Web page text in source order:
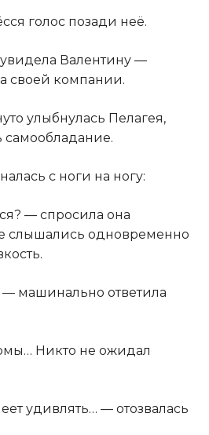
голос позади неё.
Валентину —
своей компании.
улыбнулась Пелагея,
самообладание.
с ноги на ногу:
— спросила она
слышались одновременно
машинально ответила
Никто не ожидал
удивлять… — отозвалась